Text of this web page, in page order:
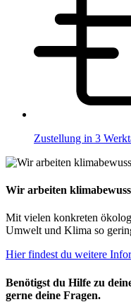
Zustellung in 3
Wir arbeiten
Mit vielen konkreten
Umwelt und Klima so
Hier findest du weitere
Benötigst du Hilfe zu
gerne deine Fragen.